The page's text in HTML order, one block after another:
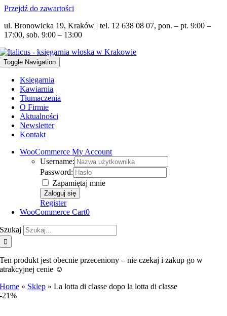
Przejdź do zawartości
ul. Bronowicka 19, Kraków | tel. 12 638 08 07, pon. – pt. 9:00 –
17:00, sob. 9:00 – 13:00
Toggle Navigation
Księgarnia
Kawiarnia
Tłumaczenia
O Firmie
Aktualności
Newsletter
Kontakt
WooCommerce My Account
Username:
Password:
Zapamiętaj mnie
Register
WooCommerce Cart0
Szukaj
Ten produkt jest obecnie przeceniony – nie czekaj i zakup go w
atrakcyjnej cenie ☺️
Home » Sklep »La lotta di classe dopo la lotta di classe
-21%